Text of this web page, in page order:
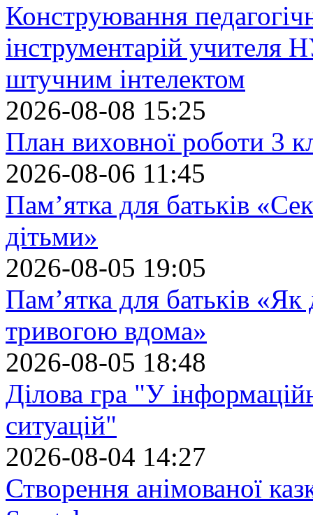
Конструювання
інструментарій учителя
штучним інтелектом
2026-08-08 15:25
План виховної роботи 3
2026-08-06 11:45
Пам’ятка для батьків
дітьми»
2026-08-05 19:05
Пам’ятка для батьків
тривогою вдома»
2026-08-05 18:48
Ділова гра "У
ситуацій"
2026-08-04 14:27
Створення анімованої